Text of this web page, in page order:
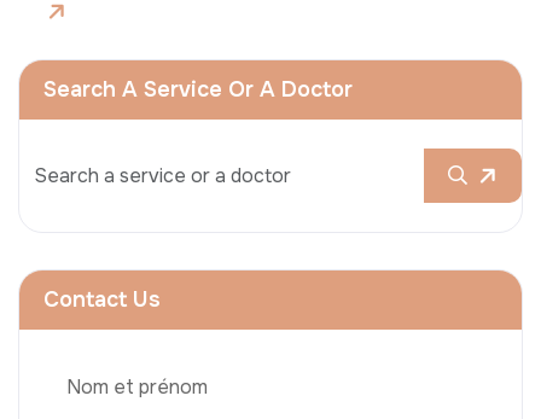
Search A Service Or A Doctor
Contact Us